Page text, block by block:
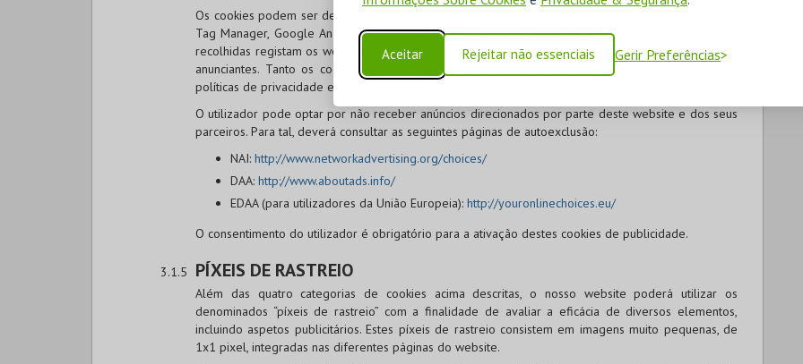
Aceitar Rejeitar não essenciais Gerir Preferências
Os cookies podem ser definidos pelo próprio website ou por terceiros, como Meta, TikTok, Google
Tag Manager, Google Analytics e Cookie DeviceId, incluindo redes de anunciantes. As informações
recolhidas registam os websites visitados e podem ser partilhadas com outras entidades, tais como
anunciantes. Tanto os cookies como o tratamento de dados a eles associados estão sujeitos às
políticas de privacidade e cookies desses terceiros.
O utilizador pode optar por não receber anúncios direcionados por parte deste website e dos seus
parceiros. Para tal, deverá consultar as seguintes páginas de autoexclusão:
NAI: http://www.networkadvertising.org/choices/
DAA: http://www.aboutads.info/
EDAA (para utilizadores da União Europeia): http://youronlinechoices.eu/
O consentimento do utilizador é obrigatório para a ativação destes cookies de publicidade.
PÍXEIS DE RASTREIO
Além das quatro categorias de cookies acima descritas, o nosso website poderá utilizar os
denominados “píxeis de rastreio” com a finalidade de avaliar a eficácia de diversos elementos,
incluindo aspetos publicitários. Estes píxeis de rastreio consistem em imagens muito pequenas, de
1x1 pixel, integradas nas diferentes páginas do website.